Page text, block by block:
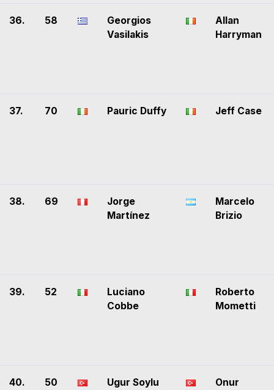
36. 58
Georgios
Vasilakis
Allan
Harryman
37. 70 Pauric Duffy Jeff Case
38. 69
Jorge
Martínez
Marcelo
Brizio
39. 52
Luciano
Cobbe
Roberto
Mometti
40. 50 Ugur Soylu
Onur